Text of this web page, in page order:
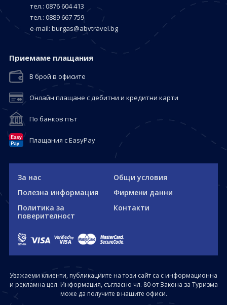
тел.: 0876 604 413
тел.: 0889 667 759
е-mail: burgas@abvtravel.bg
Приемaме плащания
В брой в офисите
Онлайн плащане с дебитни и кредитни карти
По банков път
Плащания с EasyPay
За нас
Общи условия
Полезна информация
Фирмени данни
Политика за
поверителност
Контакти
Уважаеми клиенти, публикациите на този сайт са с информационна
и рекламна цел. Информация, съгласно чл. 80 от Закона за Туризма
може да получите в нашите офиси.